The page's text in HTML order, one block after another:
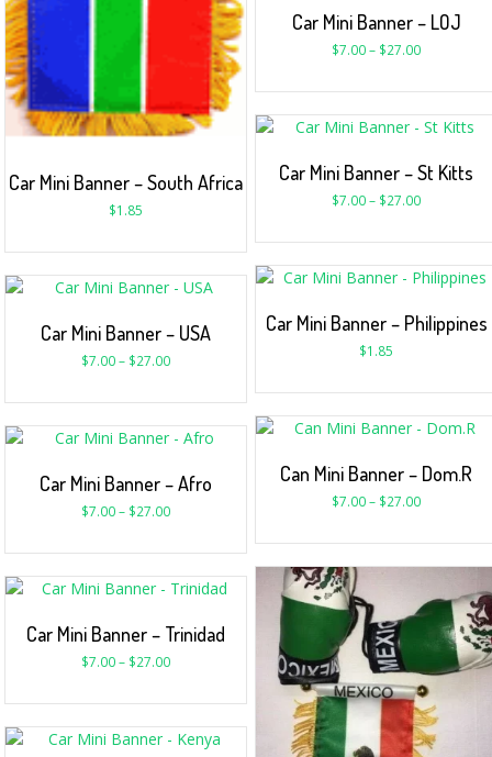
Car Mini Banner – South Africa
$1.85
Car Mini Banner – LOJ
$7.00– $27.00
Car Mini Banner – St Kitts
$7.00– $27.00
Car Mini Banner – Philippines
$1.85
Car Mini Banner – USA
$7.00– $27.00
Can Mini Banner – Dom.R
$7.00– $27.00
Car Mini Banner – Afro
$7.00– $27.00
Car Mini Banner – Trinidad
$7.00– $27.00